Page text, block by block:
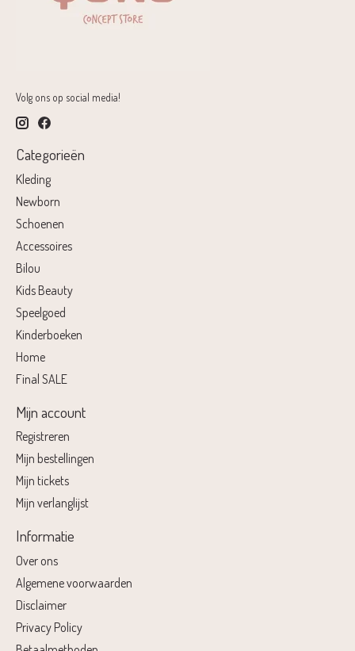
Volg ons op social media!
Categorieën
Kleding
Newborn
Schoenen
Accessoires
Bilou
Kids Beauty
Speelgoed
Kinderboeken
Home
Final SALE
Mijn account
Registreren
Mijn bestellingen
Mijn tickets
Mijn verlanglijst
Informatie
Over ons
Algemene voorwaarden
Disclaimer
Privacy Policy